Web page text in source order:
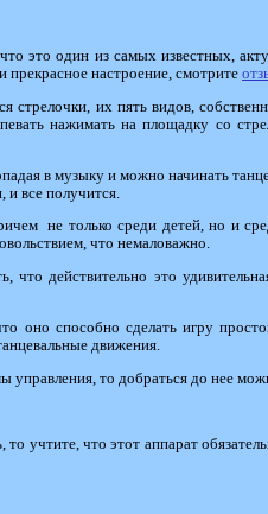
это один из самых известных,
прекрасное настроение, смотрите
стрелочки, их пять видов,
нажимать на площадку со
в музыку и можно начинать
все получится.
не только среди детей, но и
что немаловажно.
действительно это
оно способно сделать игру
движения.
управления, то добраться до нее
учтите, что этот аппарат